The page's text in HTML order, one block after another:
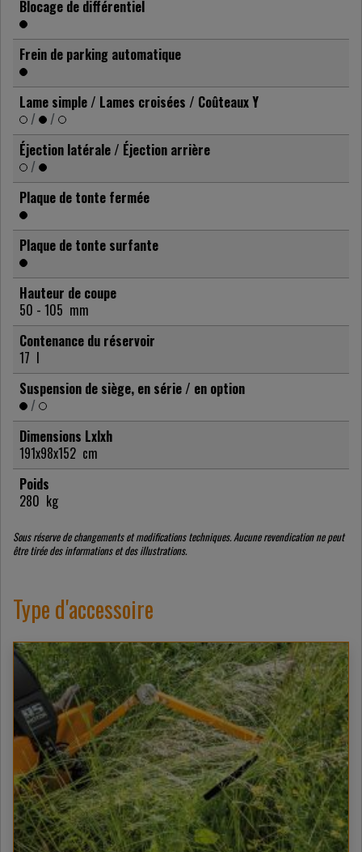
Blocage de différentiel
Frein de parking automatique
Lame simple / Lames croisées / Coûteaux Y
/
/
Éjection latérale / Éjection arrière
/
Plaque de tonte fermée
Plaque de tonte surfante
Hauteur de coupe
50 - 105 mm
Contenance du réservoir
17 l
Suspension de siège, en série / en option
/
Dimensions Lxlxh
191x98x152 cm
Poids
280 kg
Sous réserve de changements et modifications techniques. Aucune revendication ne peut
être tirée des informations et des illustrations.
Type d'accessoire